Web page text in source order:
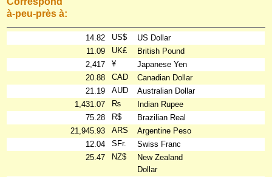
à-peu-près à:
14.82 US$
US Dollar
11.09
UK£
British Pound
2,417
¥
Japanese Yen
20.88
CAD
Canadian Dollar
21.19
AUD
Australian Dollar
1,431.07
₨
Indian Rupee
75.28
R$
Brazilian Real
21,945.93
ARS
Argentine Peso
12.04
SFr.
Swiss Franc
25.47
NZ$
New Zealand
Dollar